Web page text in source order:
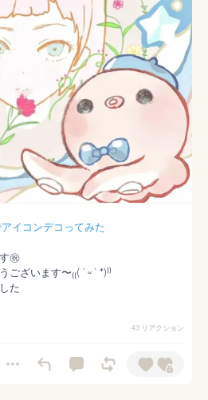
イコンデコってみた
㊗
ざいます〜₍₍( ´ ᵕ ` *)⁾⁾
た
43 リアクション